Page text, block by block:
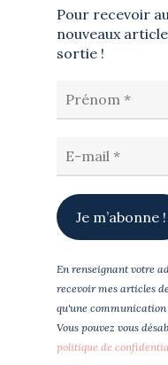
Pour recevoir
nouveaux
sortie !
En renseignant votre
recevoir mes articles
qu'une
Vous pouvez vous
politique de